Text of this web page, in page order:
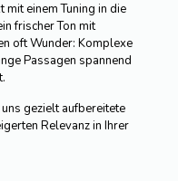
mit einem Tuning in die
frischer Ton mit
oft Wunder: Komplexe
Passagen spannend
gezielt aufbereitete
Relevanz in Ihrer